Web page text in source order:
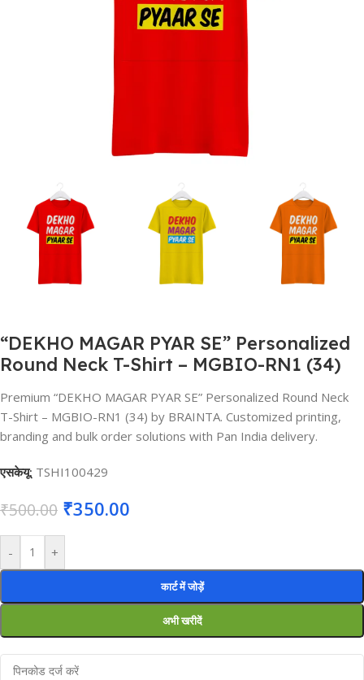
“DEKHO MAGAR PYAR SE” Personalized
Round Neck T-Shirt – MGBIO-RN1 (34)
Premium “DEKHO MAGAR PYAR SE” Personalized Round Neck
T-Shirt – MGBIO-RN1 (34) by BRAINTA. Customized printing,
branding and bulk order solutions with Pan India delivery.
एसकेयू: TSHI100429
₹500.00 ₹350.00
- +
कार्ट में जोड़ें
अभी खरीदें